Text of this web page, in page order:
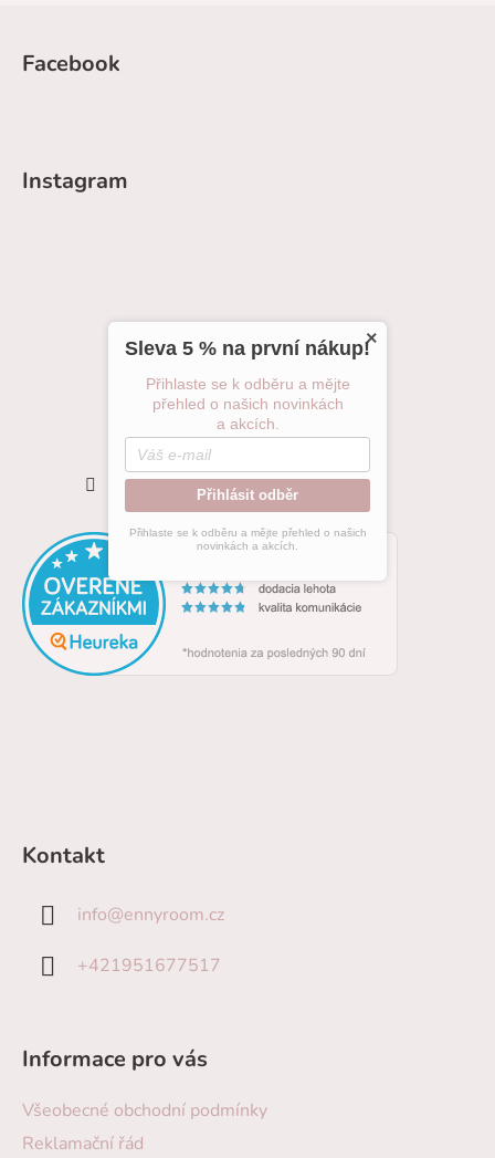
Facebook
Instagram
Sledovat na Instagramu
Kontakt
info@ennyroom.cz
+421951677517
Informace pro vás
Všeobecné obchodní podmínky
Reklamační řád
×
Sleva 5 % na první nákup!
Přihlaste se k odběru a mějte
přehled o našich novinkách
a akcích.
Přihlásit odběr
Přihlaste se k odběru a mějte přehled o našich
novinkách a akcích.